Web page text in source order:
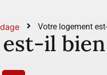
Votre logement
il